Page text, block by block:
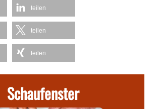
teilen
teilen
teilen
Schaufenster